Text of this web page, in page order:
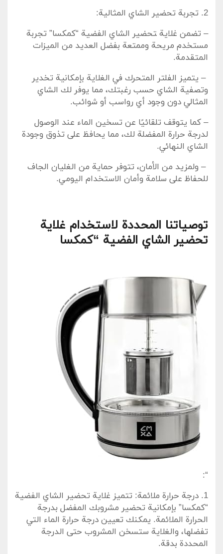
2.‍ تجربة تحضير الشاي المثالية:
– تضمن ⁢غلاية ‍تحضير⁤ الشاي الفضية “كمكسا” ​تجربة
⁣مستخدم مريحة وممتعة بفضل العديد من الميزات
المتقدمة.
‍ – يتميز الفلتر المتحرك في ⁢الغلاية بإمكانية ⁤تخدير
وتصفية الشاي حسب رغبتك، مما يوفر لك الشاي
المثالي دون وجود أي رواسب أو شوائب.
– ⁢كما يتوقف⁢ تلقائيًا عن تسخين الماء ​عند الوصول
لدرجة حرارة المفضلة لك، مما ⁢يحافظ ‌على تذوق وجودة
الشاي‌ النهائي.
⁣ – ⁣ولمزيد من الأمان، تتوفر حماية من الغليان الجاف
للحفاظ على سلامة‌ وأمان الاستخدام اليومي.
توصياتنا⁤ المحددة لاستخدام غلاية
تحضير الشاي الفضية “كمكسا
“:
1. درجة⁣ حرارة⁢ ملائمة: تتميز غلاية تحضير الشاي الفضية
“كمكسا” بإمكانية​ تحضير مشروبك المفضل بدرجة
الحرارة الملائمة. يمكنك تعيين درجة حرارة الماء التي‌
تفضلها،‍ والغلاية ستسخن المشروب حتى الدرجة
المحددة بدقة.